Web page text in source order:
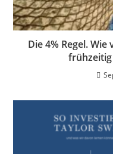
Die 4% Regel.
frühzeitig